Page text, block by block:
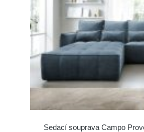
Sedací souprava Campo